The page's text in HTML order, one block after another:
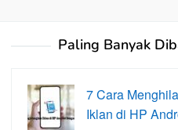
Paling Banyak
7 Cara
Iklan di HP